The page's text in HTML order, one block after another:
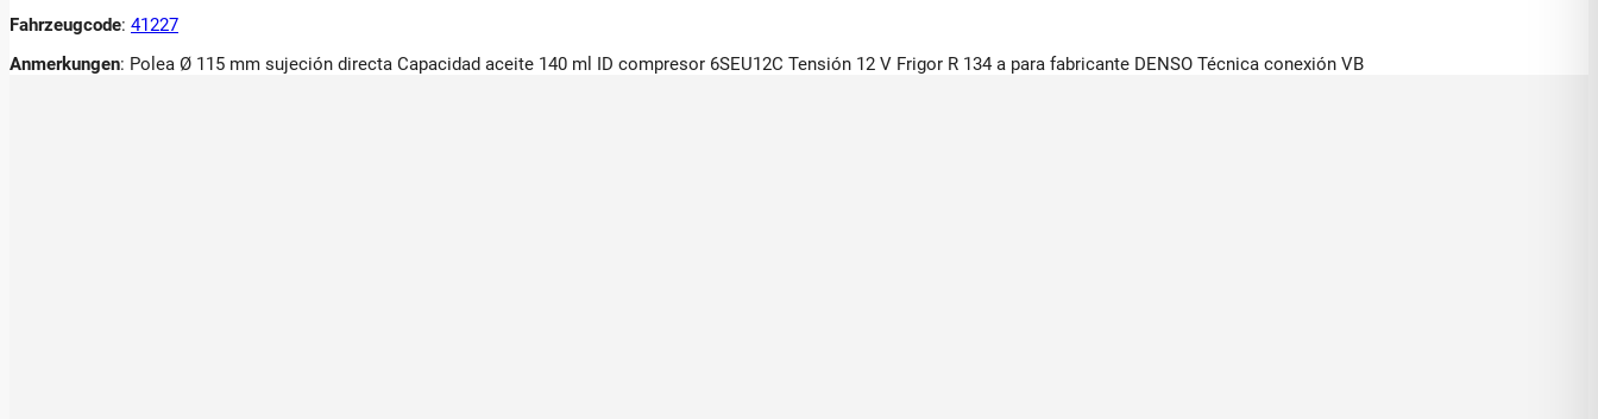
Fahrzeugcode: 41227
Anmerkungen: Polea Ø 115 mm sujeción directa Capacidad aceite 140 ml ID compresor 6SEU12C Tensión 12 V Frigor R 134 a para fabricante DENSO Técnica conexión VB